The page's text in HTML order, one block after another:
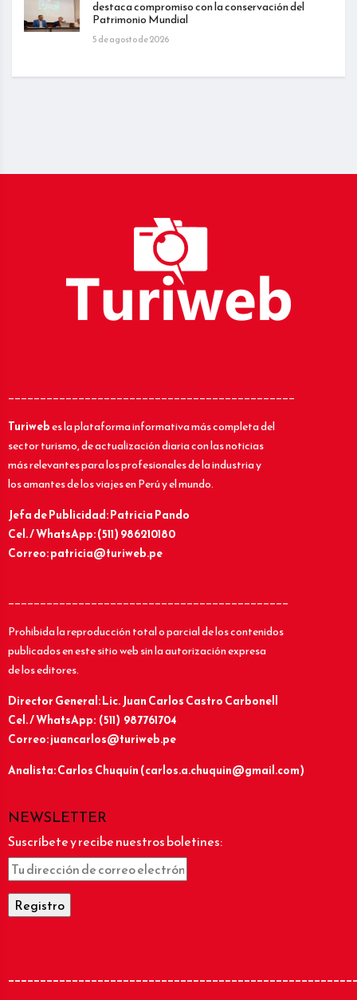
destaca compromiso con la conservación del
Patrimonio Mundial
5 de agosto de 2026
_____________________________________________
Turiwebes la plataforma informativa más completa del
sector turismo, de actualización diaria con las noticias
más relevantes para los profesionales de la industria y
los amantes de los viajes en Perú y el mundo.
Jefa de Publicidad: Patricia Pando
Cel. / WhatsApp: (511) 986210180
Correo: patricia@turiweb.pe
____________________________________________
Prohibida la reproducción total o parcial de los contenidos
publicados en este sitio web sin la autorización expresa
de los editores.
Director General: Lic.Juan Carlos Castro Carbonell
Cel. / WhatsApp: (511) 987761704
Correo: juancarlos@turiweb.pe
Analista: Carlos Chuquín (carlos.a.chuquin@gmail.com)
NEWSLETTER
Suscríbete y recibe nuestros boletines: